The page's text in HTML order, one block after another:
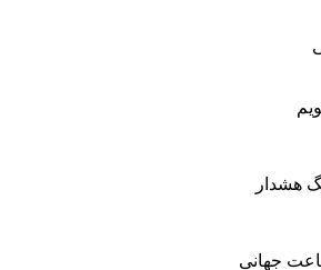
هشدار
جهانی